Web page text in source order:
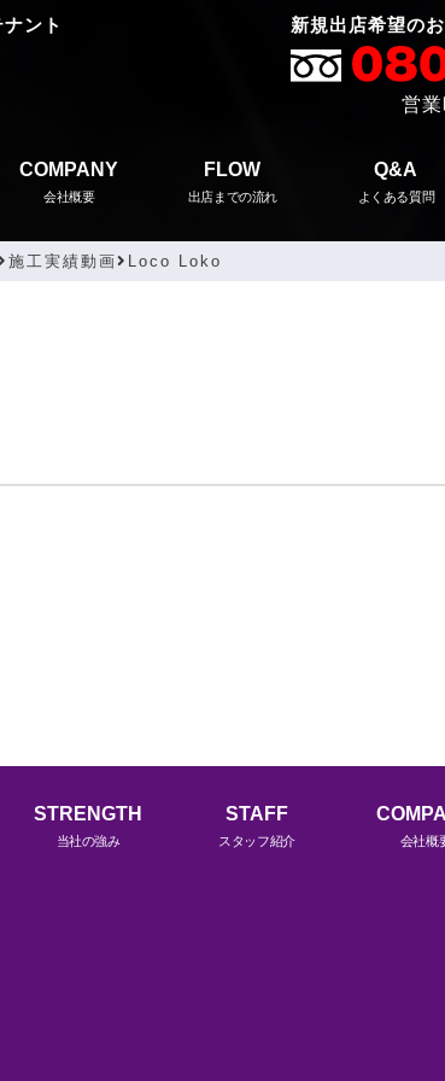
ント 新規出店希望の
営
COMPANY
会社概要
FLOW
出店までの流れ
Q&A
よくある質問
施工実績動画 Loco Loko
STRENGTH
当社の強み
STAFF
スタッフ紹介 会社概